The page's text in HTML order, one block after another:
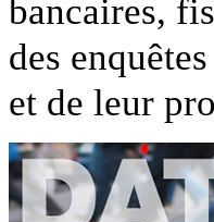
bancaires,
des
et de leur